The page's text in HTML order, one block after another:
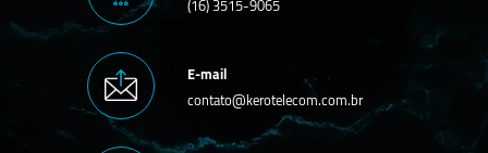
E-mail
contato@kerotelecom.com.br